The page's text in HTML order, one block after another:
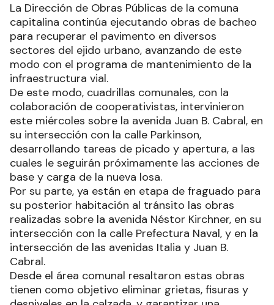
La Dirección de Obras Públicas de la comuna
capitalina continúa ejecutando obras de bacheo
para recuperar el pavimento en diversos
sectores del ejido urbano, avanzando de este
modo con el programa de mantenimiento de la
infraestructura vial.
De este modo, cuadrillas comunales, con la
colaboración de cooperativistas, intervinieron
este miércoles sobre la avenida Juan B. Cabral, en
su intersección con la calle Parkinson,
desarrollando tareas de picado y apertura, a las
cuales le seguirán próximamente las acciones de
base y carga de la nueva losa.
Por su parte, ya están en etapa de fraguado para
su posterior habitación al tránsito las obras
realizadas sobre la avenida Néstor Kirchner, en su
intersección con la calle Prefectura Naval, y en la
intersección de las avenidas Italia y Juan B.
Cabral.
Desde el área comunal resaltaron estas obras
tienen como objetivo eliminar grietas, fisuras y